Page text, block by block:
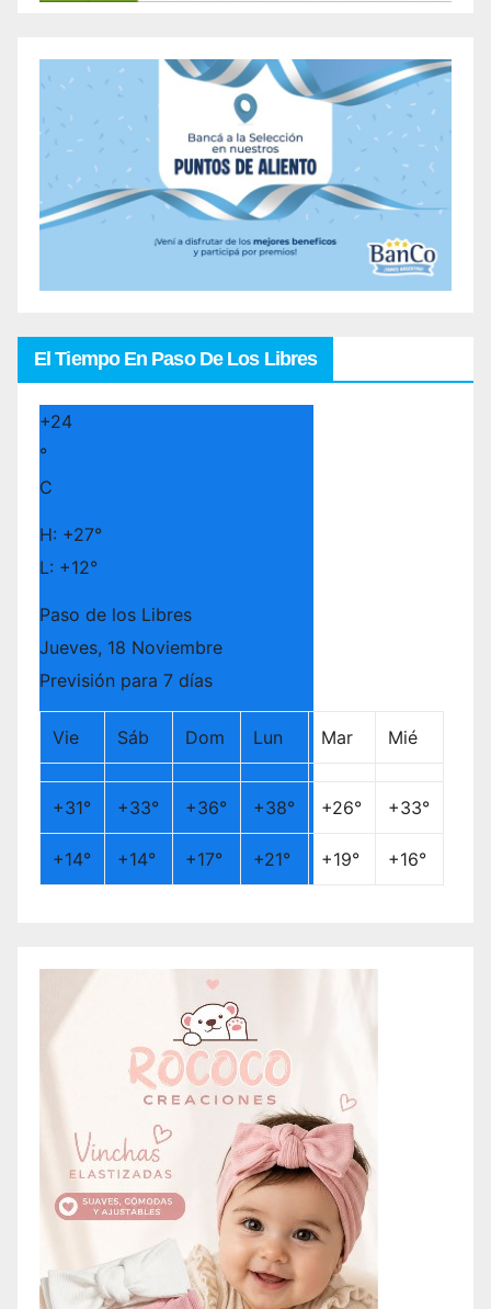
El Tiempo En Paso De Los Libres
+24
°
C
H: +27°
L: +12°
Paso de los Libres
Jueves, 18 Noviembre
Previsión para 7 días
Vie Sáb Dom Lun Mar Mié
+31° +33° +36° +38° +26° +33°
+14° +14° +17° +21° +19° +16°